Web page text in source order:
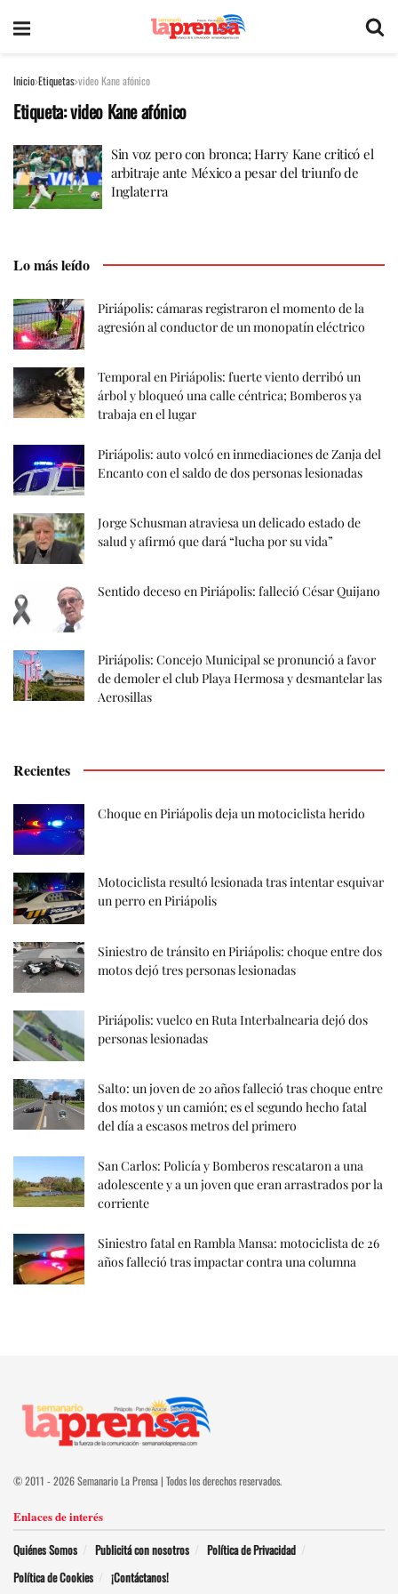
Inicio Etiquetas video Kane afónico
Etiqueta:video Kane afónico
Sin voz pero con bronca; Harry Kane criticó el
arbitraje ante México a pesar del triunfo de
Inglaterra
Lo más leído
Piriápolis: cámaras registraron el momento de la
agresión al conductor de un monopatín eléctrico
Temporal en Piriápolis: fuerte viento derribó un
árbol y bloqueó una calle céntrica; Bomberos ya
trabaja en el lugar
Piriápolis: auto volcó en inmediaciones de Zanja del
Encanto con el saldo de dos personas lesionadas
Jorge Schusman atraviesa un delicado estado de
salud y afirmó que dará “lucha por su vida”
Sentido deceso en Piriápolis: falleció César Quijano
Piriápolis: Concejo Municipal se pronunció a favor
de demoler el club Playa Hermosa y desmantelar las
Aerosillas
Recientes
Choque en Piriápolis deja un motociclista herido
Motociclista resultó lesionada tras intentar esquivar
un perro en Piriápolis
Siniestro de tránsito en Piriápolis: choque entre dos
motos dejó tres personas lesionadas
Piriápolis: vuelco en Ruta Interbalnearia dejó dos
personas lesionadas
Salto: un joven de 20 años falleció tras choque entre
dos motos y un camión; es el segundo hecho fatal
del día a escasos metros del primero
San Carlos: Policía y Bomberos rescataron a una
adolescente y a un joven que eran arrastrados por la
corriente
Siniestro fatal en Rambla Mansa: motociclista de 26
años falleció tras impactar contra una columna
© 2011 - 2026 Semanario La Prensa | Todos los derechos reservados.
Enlaces de interés
Quiénes Somos Publicitá con nosotros
Política de Privacidad
Política de Cookies
¡Contáctanos!